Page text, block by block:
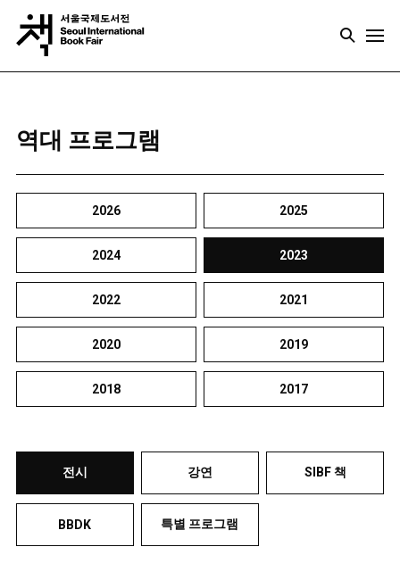
역대 프로그램
2026 2025
2024 2023
2022 2021
2020 2019
2018 2017
전시 강연 SIBF 책
BBDK 특별 프로그램